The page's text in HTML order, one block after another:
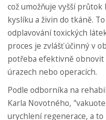
což umožňuje vyšší
kyslíku a živin do tkáně.
odplavování toxických
proces je zvlášť účinný v
potřeba efektivně obnovit
úrazech nebo operacích.
Podle odborníka na
Karla Novotného,
urychlení regenerace, a